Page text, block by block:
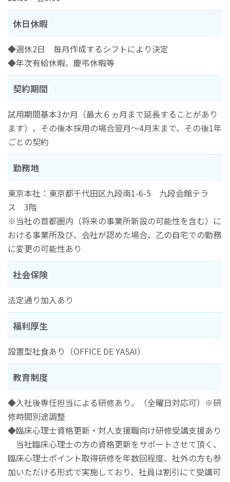
休日休暇
◆週休2日 毎月作成するシフトにより決定
◆年次有給休暇、慶弔休暇等
契約期間
試用期間基本3か月（最大６ヵ月まで延長することがあり
ます）、その後本採用の場合翌月～4月末まで、その後1年
ごとの契約
勤務地
東京本社：東京都千代田区九段南1-6-5 九段会館テラ
ス 3階
※当社の首都圏内（将来の事業所新設の可能性を含む）に
おける事業所及び、会社が認めた場合、乙の自宅での勤務
に変更の可能性あり
社会保険
法定通り加入あり
福利厚生
設置型社食あり（OFFICE DE YASAI）
教育制度
◆入社後専任担当による研修あり。（全曜日対応可）※研
修時間別途調整
◆臨床心理士資格更新・対人支援職向け研修受講支援あり
当社臨床心理士の方の資格更新をサポートさせて頂く、
臨床心理士ポイント取得研修を年数回程度、社外の方も参
加いただける形式で実施しており、社員は割引にて受講可